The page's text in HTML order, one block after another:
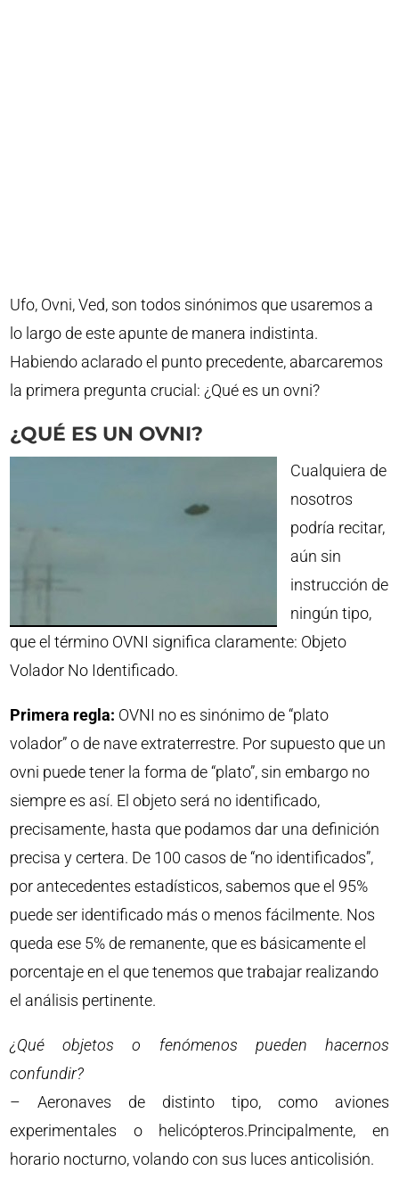
Ufo, Ovni, Ved, son todos sinónimos que usaremos a
lo largo de este apunte de manera indistinta.
Habiendo aclarado el punto precedente, abarcaremos
la primera pregunta crucial: ¿Qué es un ovni?
¿QUÉ ES UN OVNI?
Cualquiera de
nosotros
podría recitar,
aún sin
instrucción de
ningún tipo,
que el término OVNI significa claramente: Objeto
Volador No Identificado.
Primera regla: OVNI no es sinónimo de “plato
volador” o de nave extraterrestre. Por supuesto que un
ovni puede tener la forma de “plato”, sin embargo no
siempre es así. El objeto será no identificado,
precisamente, hasta que podamos dar una definición
precisa y certera. De 100 casos de “no identificados”,
por antecedentes estadísticos, sabemos que el 95%
puede ser identificado más o menos fácilmente. Nos
queda ese 5% de remanente, que es básicamente el
porcentaje en el que tenemos que trabajar realizando
el análisis pertinente.
¿Qué objetos o fenómenos pueden hacernos
confundir?
– Aeronaves de distinto tipo, como aviones
experimentales o helicópteros.Principalmente, en
horario nocturno, volando con sus luces anticolisión.